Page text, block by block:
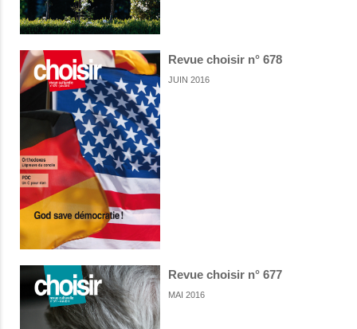
Revue choisir n° 678
JUIN 2016
Revue choisir n° 677
MAI 2016